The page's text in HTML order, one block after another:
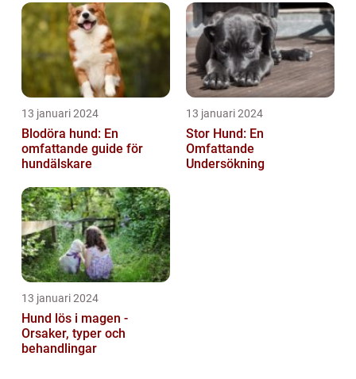
13 januari 2024
Blodöra hund: En
omfattande guide för
hundälskare
13 januari 2024
Stor Hund: En
Omfattande
Undersökning
13 januari 2024
Hund lös i magen -
Orsaker, typer och
behandlingar